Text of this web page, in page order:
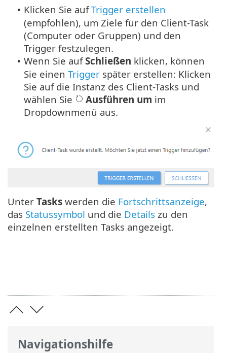
Navigationshilfe
• Klicken Sie aufTrigger erstellen
(empfohlen), um Ziele für den Client-Task
(Computer oder Gruppen) und den
Trigger festzulegen.
• Wenn Sie aufSchließen klicken, können
Sie einen Trigger später erstellen: Klicken
Sie auf die Instanz des Client-Tasks und
wählen Sie
Ausführen um im
Dropdownmenü aus.
Unter Tasks werden die Fortschrittsanzeige,
das Statussymbol und die Details zu den
einzelnen erstellten Tasks angezeigt.